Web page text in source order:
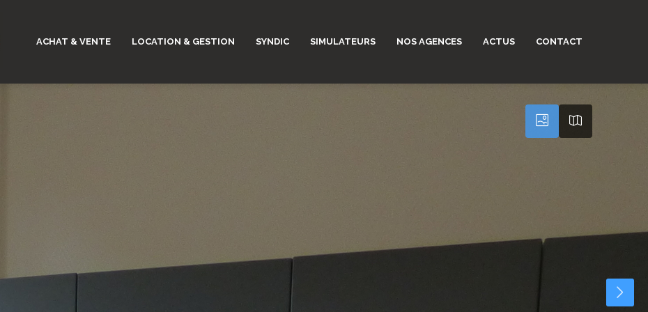
ACHAT & VENTE LOCATION & GESTION SYNDIC SIMULATEURS NOS AGENCES ACTUS CONTACT